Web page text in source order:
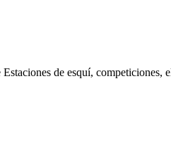
de esquí, competiciones,